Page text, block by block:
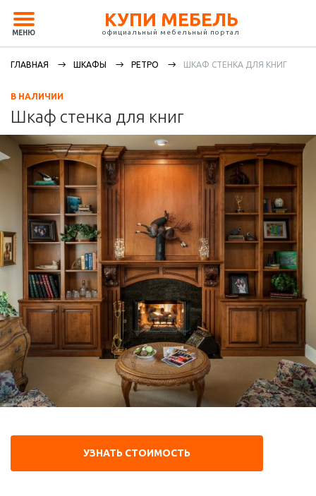
МЕНЮ
КУПИ МЕБЕЛЬ
официальный мебельный портал
ГЛАВНАЯ ШКАФЫ РЕТРО ШКАФ СТЕНКА ДЛЯ КНИГ
В НАЛИЧИИ
Шкаф стенка для книг
УЗНАТЬ СТОИМОСТЬ